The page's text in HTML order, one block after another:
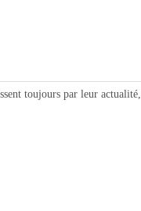
toujours par leur